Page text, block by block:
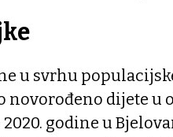
u svrhu
novorođeno dijete u
godine u